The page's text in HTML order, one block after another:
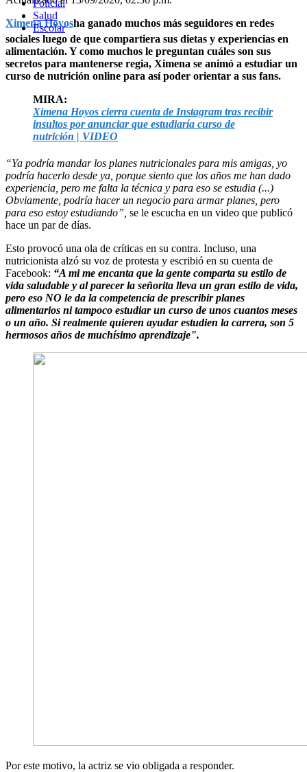
Policial
Salud
Escolar
Ximena Hoyosha ganado muchos más seguidores en redes
sociales luego de que compartiera sus dietas y experiencias en
alimentación. Y como muchos le preguntan cuáles son sus
secretos para mantenerse regia, Ximena se animó a estudiar un
curso de nutrición online para así poder orientar a sus fans.
MIRA:
Ximena Hoyos cierra cuenta de Instagram tras recibir
insultos por anunciar que estudiaría curso de
nutrición | VIDEO
“Ya podría mandar los planes nutricionales para mis amigas, yo
podría hacerlo desde ya, porque siento que los años me han dado
experiencia, pero me falta la técnica y para eso se estudia (...)
Obviamente, podría hacer un negocio para armar planes, pero
para eso estoy estudiando”, se le escucha en un video que publicó
hace un par de días.
Esto provocó una ola de críticas en su contra. Incluso, una
nutricionista alzó su voz de protesta y escribió en su cuenta de
Facebook: “A mi me encanta que la gente comparta su estilo de
vida saludable y al parecer la señorita lleva un gran estilo de vida,
pero eso NO le da la competencia de prescribir planes
alimentarios ni tampoco estudiar un curso de unos cuantos meses
o un año. Si realmente quieren ayudar estudien la carrera, son 5
hermosos años de muchísimo aprendizaje".
Por este motivo, la actriz se vio obligada a responder.